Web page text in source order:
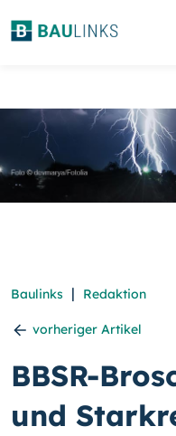
Baulinks | Redaktion
vorheriger Artikel
BBSR-
und